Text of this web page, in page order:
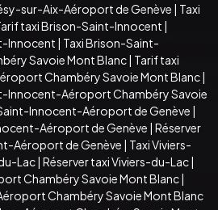
sur-Aix-Aéroport de Genève | Taxi
taxi Brison-Saint-Innocent |
Innocent | Taxi Brison-Saint-
Savoie Mont Blanc| Tarif taxi
Chambéry Savoie Mont Blanc|
Innocent-Aéroport Chambéry Savoie
Innocent-Aéroport de Genève |
Aéroport de Genève | Réserver
Aéroport de Genève | Taxi Viviers-
Lac| Réserver taxi Viviers-du-Lac|
Chambéry Savoie Mont Blanc|
Chambéry Savoie Mont Blanc